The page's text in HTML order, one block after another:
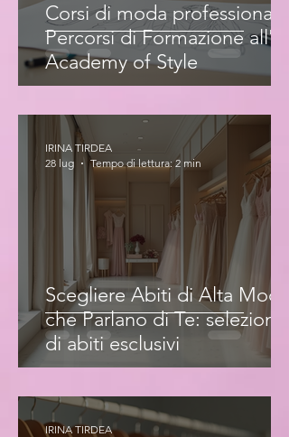
Corsi di moda professionale:
Percorsi di Formazione all'Iris
Academy of Style
Scegliere Abiti di Alta Moda
che Parlano di Te: selezione
di abiti esclusivi
IRINA TIRDEA
28 lug
Tempo di lettura: 2 min
IRINA TIRDEA